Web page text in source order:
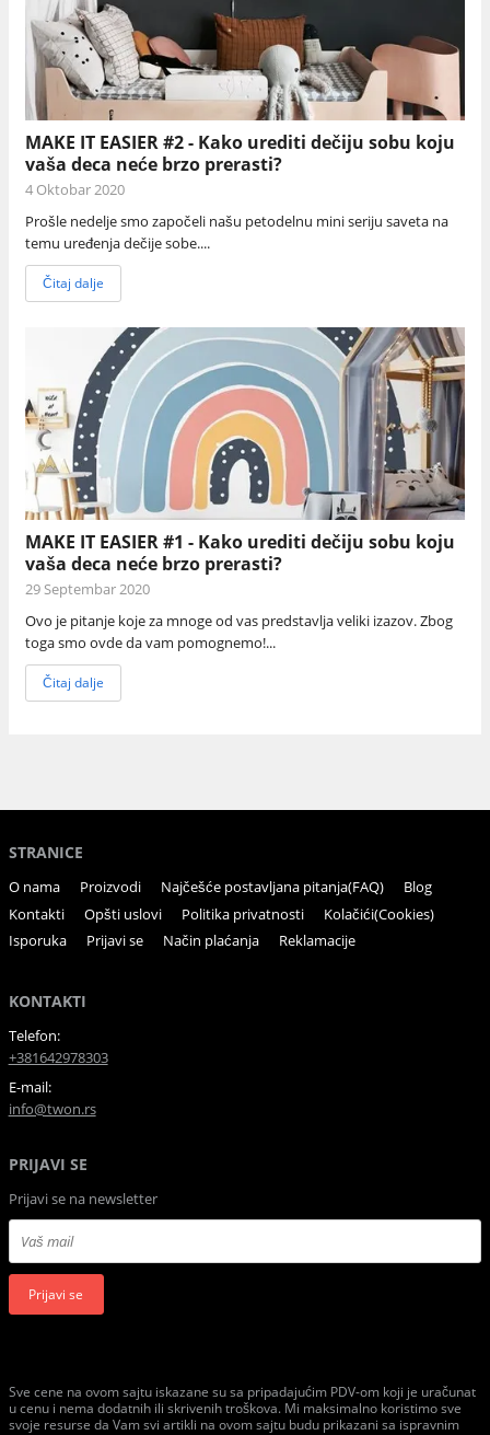
MAKE IT EASIER #2 - Kako urediti dečiju sobu koju
vaša deca neće brzo prerasti?
4 Oktobar 2020
Prošle nedelje smo započeli našu petodelnu mini seriju saveta na
temu uređenja dečije sobe....
Čitaj dalje
MAKE IT EASIER #1 - Kako urediti dečiju sobu koju
vaša deca neće brzo prerasti?
29 Septembar 2020
Ovo je pitanje koje za mnoge od vas predstavlja veliki izazov. Zbog
toga smo ovde da vam pomognemo!...
Čitaj dalje
STRANICE
O nama Proizvodi Najčešće postavljana pitanja(FAQ)
Blog
Kontakti
Opšti uslovi Politika privatnosti
Kolačići(Cookies)
Isporuka
Prijavi se Način plaćanja Reklamacije
KONTAKTI
Telefon:
+381642978303
E-mail:
info@twon.rs
PRIJAVI SE
Prijavi se na newsletter
Prijavi se
Sve cene na ovom sajtu iskazane su sa pripadajućim PDV-om koji je uračunat
u cenu i nema dodatnih ili skrivenih troškova. Mi maksimalno koristimo sve
svoje resurse da Vam svi artikli na ovom sajtu budu prikazani sa ispravnim